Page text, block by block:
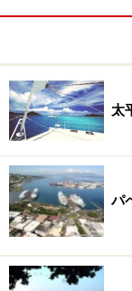
室内にはワイ
らりと揃ってい
お世話をするた
最新の装備を備え
太
パ